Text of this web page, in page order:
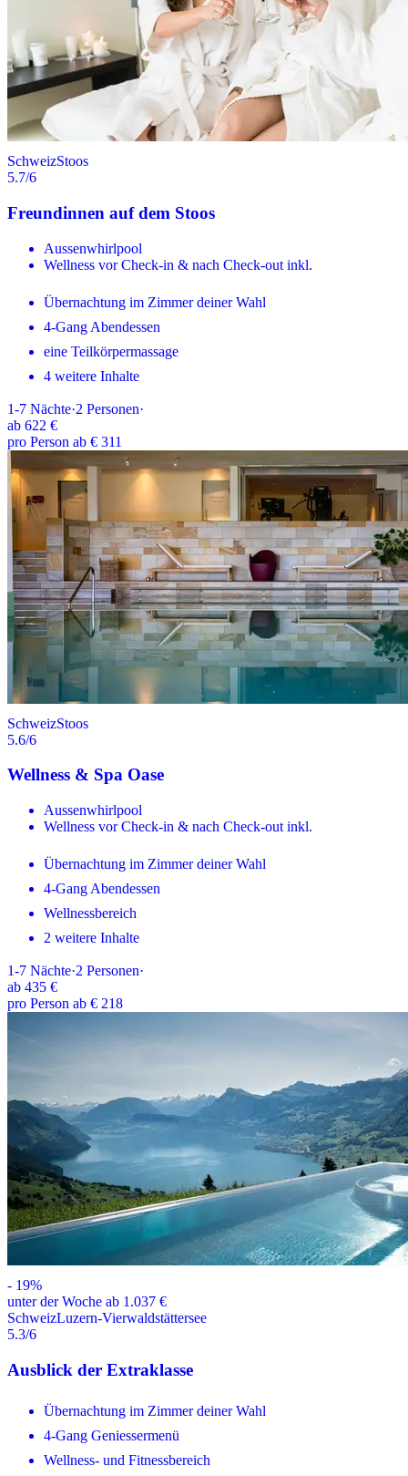
SchweizStoos
5.7/6
Freundinnen auf dem Stoos
Aussenwhirlpool
Wellness vor Check-in & nach Check-out inkl.
Übernachtung im Zimmer deiner Wahl
4-Gang Abendessen
eine Teilkörpermassage
4 weitere Inhalte
1-7 Nächte·2 Personen·
ab 622 €
pro Person ab € 311
SchweizStoos
5.6/6
Wellness & Spa Oase
Aussenwhirlpool
Wellness vor Check-in & nach Check-out inkl.
Übernachtung im Zimmer deiner Wahl
4-Gang Abendessen
Wellnessbereich
2 weitere Inhalte
1-7 Nächte·2 Personen·
ab 435 €
pro Person ab € 218
- 19%
unter der Woche ab 1.037 €
SchweizLuzern-Vierwaldstättersee
5.3/6
Ausblick der Extraklasse
Übernachtung im Zimmer deiner Wahl
4-Gang Geniessermenü
Wellness- und Fitnessbereich